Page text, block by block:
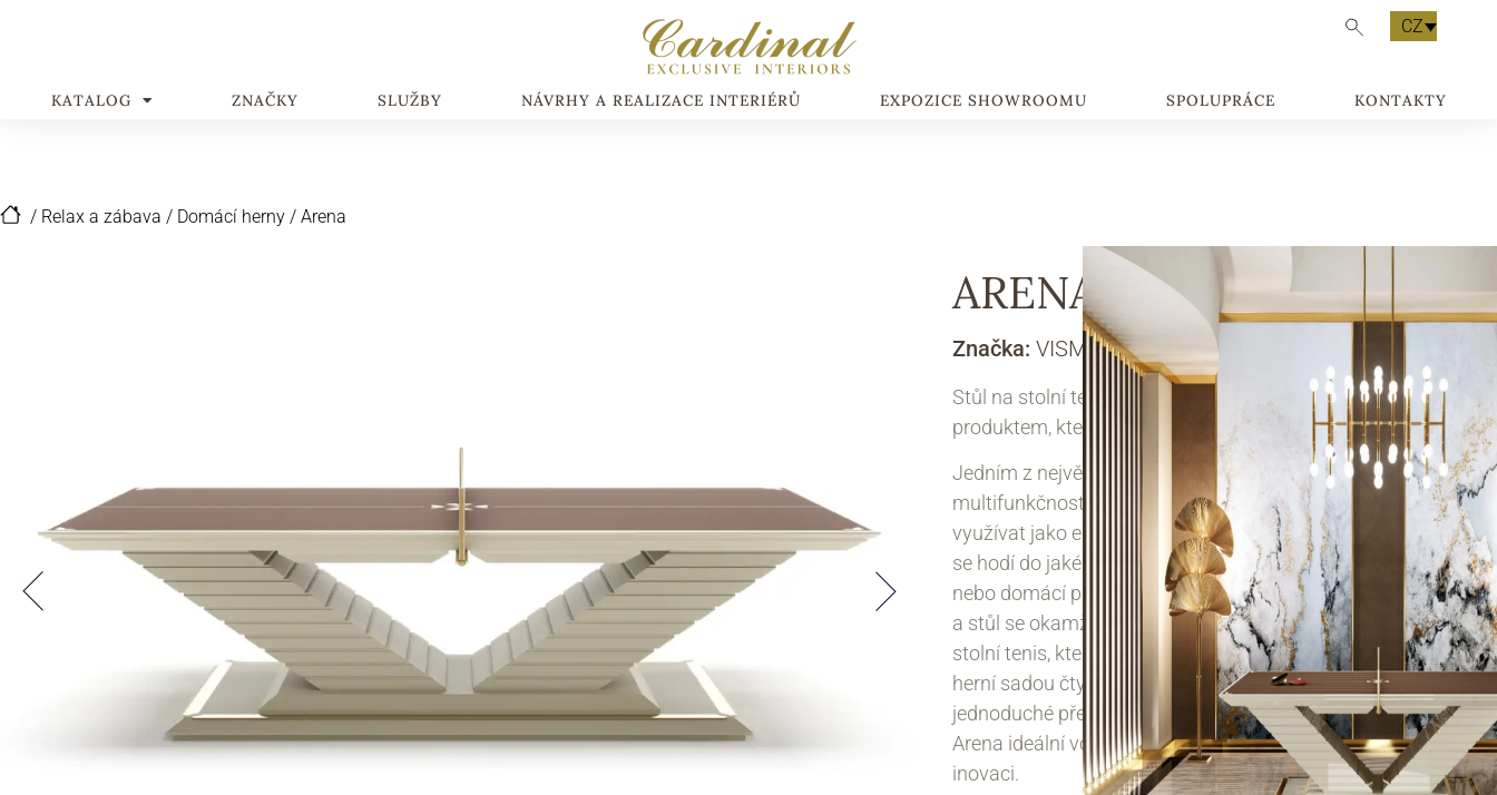
CZ
KATALOG ZNAČKY SLUŽBY NÁVRHY A REALIZACE INTERIÉRŮ EXPOZICE SHOWROOMU SPOLUPRÁCE KONTAKTY
/ Relax a zábava / Domácí herny / Arena
ARENA
Značka: VISMARA DESIGN
Stůl na stolní tenis Arena je skutečně jedinečným
produktem, který kombinuje funkčnost a eleganci.
Jedním z největších přínosů stolu Arena je jeho
multifunkčnost. V tradičním nastavení se může
využívat jako elegantní a stylový jednací stůl, který
se hodí do jakéhokoli kancelářského prostředí
nebo domácí pracovny. Stačí však přidat herní síť
a stůl se okamžitě promění v moderní stůl na
stolní tenis, který je připraven k použití s kompletní
herní sadou čtyř raket a osmi míčků. Toto rychlé a
jednoduché přepínání mezi funkcemi dělá ze stolu
Arena ideální volbu pro ty, kteří ocení flexibilitu a
inovaci.